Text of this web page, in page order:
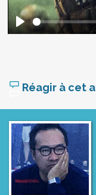
Réagir à cet